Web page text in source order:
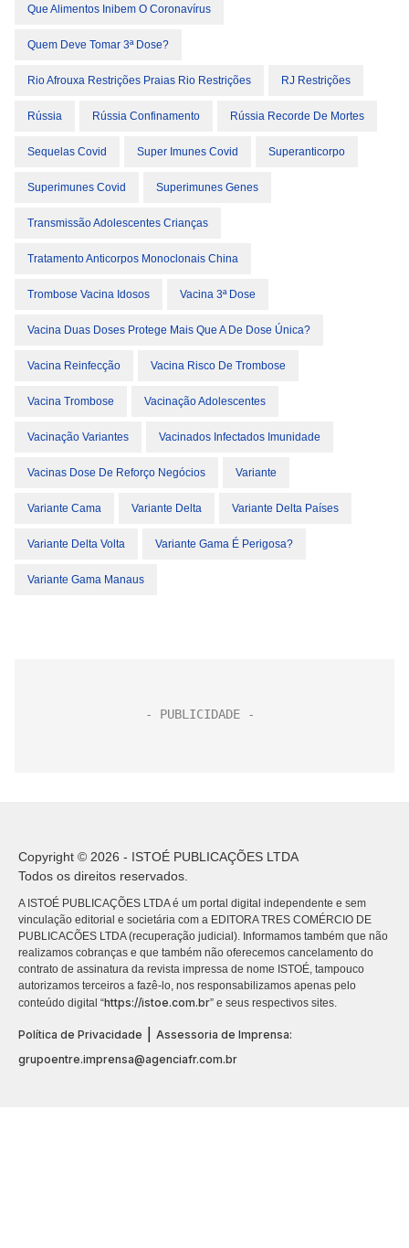
Que Alimentos Inibem O Coronavírus
Quem Deve Tomar 3ª Dose?
Rio Afrouxa Restrições Praias Rio Restrições RJ Restrições
Rússia Rússia Confinamento Rússia Recorde De Mortes
Sequelas Covid Super Imunes Covid Superanticorpo
Superimunes Covid Superimunes Genes
Transmissão Adolescentes Crianças
Tratamento Anticorpos Monoclonais China
Trombose Vacina Idosos Vacina 3ª Dose
Vacina Duas Doses Protege Mais Que A De Dose Única?
Vacina Reinfecção Vacina Risco De Trombose
Vacina Trombose Vacinação Adolescentes
Vacinação Variantes Vacinados Infectados Imunidade
Vacinas Dose De Reforço Negócios Variante
Variante Cama Variante Delta Variante Delta Países
Variante Delta Volta Variante Gama É Perigosa?
Variante Gama Manaus
Copyright © 2026 - ISTOÉ PUBLICAÇÕES LTDA
Todos os direitos reservados.
A ISTOÉ PUBLICAÇÕES LTDA é um portal digital independente e sem
vinculação editorial e societária com a EDITORA TRES COMÉRCIO DE
PUBLICACÕES LTDA (recuperação judicial). Informamos também que não
realizamos cobranças e que também não oferecemos cancelamento do
contrato de assinatura da revista impressa de nome ISTOÉ, tampouco
autorizamos terceiros a fazê-lo, nos responsabilizamos apenas pelo
conteúdo digital “https://istoe.com.br” e seus respectivos sites.
Política de Privacidade
Assessoria de Imprensa:
grupoentre.imprensa@agenciafr.com.br